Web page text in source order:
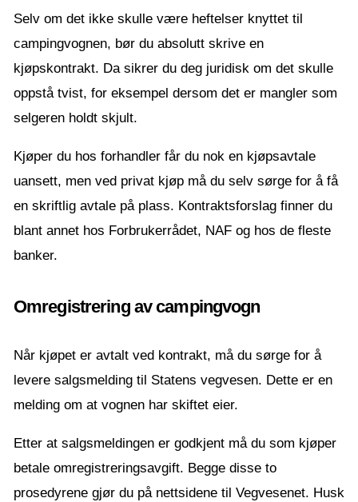
Selv om det ikke skulle være heftelser knyttet til
campingvognen, bør du absolutt skrive en
kjøpskontrakt. Da sikrer du deg juridisk om det skulle
oppstå tvist, for eksempel dersom det er mangler som
selgeren holdt skjult.
Kjøper du hos forhandler får du nok en kjøpsavtale
uansett, men ved privat kjøp må du selv sørge for å få
en skriftlig avtale på plass. Kontraktsforslag finner du
blant annet hos Forbrukerrådet, NAF og hos de fleste
banker.
Omregistrering av campingvogn
Når kjøpet er avtalt ved kontrakt, må du sørge for å
levere salgsmelding til Statens vegvesen. Dette er en
melding om at vognen har skiftet eier.
Etter at salgsmeldingen er godkjent må du som kjøper
betale omregistreringsavgift. Begge disse to
prosedyrene gjør du på nettsidene til Vegvesenet. Husk